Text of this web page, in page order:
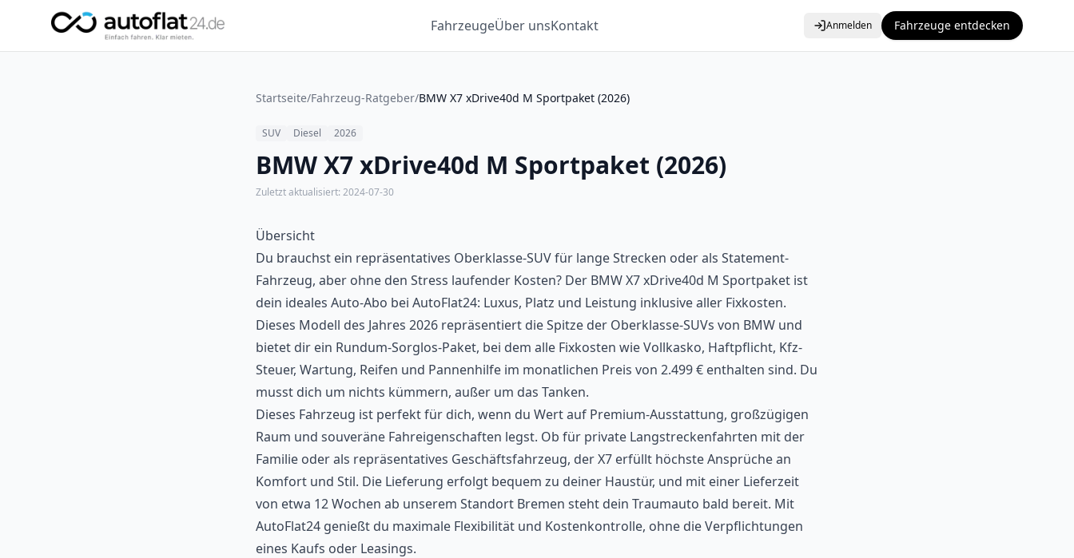
FahrzeugeÜber unsKontakt Anmelden Fahrzeuge entdecken
Startseite/Fahrzeug-Ratgeber/BMW X7 xDrive40d M Sportpaket (2026)
SUV Diesel 2026
BMW X7 xDrive40d M Sportpaket (2026)
Zuletzt aktualisiert: 2024-07-30
Übersicht
Du brauchst ein repräsentatives Oberklasse-SUV für lange Strecken oder als Statement-
Fahrzeug, aber ohne den Stress laufender Kosten? Der BMW X7 xDrive40d M Sportpaket ist
dein ideales Auto-Abo bei AutoFlat24: Luxus, Platz und Leistung inklusive aller Fixkosten.
Dieses Modell des Jahres 2026 repräsentiert die Spitze der Oberklasse-SUVs von BMW und
bietet dir ein Rundum-Sorglos-Paket, bei dem alle Fixkosten wie Vollkasko, Haftpflicht, Kfz-
Steuer, Wartung, Reifen und Pannenhilfe im monatlichen Preis von 2.499 € enthalten sind. Du
musst dich um nichts kümmern, außer um das Tanken.
Dieses Fahrzeug ist perfekt für dich, wenn du Wert auf Premium-Ausstattung, großzügigen
Raum und souveräne Fahreigenschaften legst. Ob für private Langstreckenfahrten mit der
Familie oder als repräsentatives Geschäftsfahrzeug, der X7 erfüllt höchste Ansprüche an
Komfort und Stil. Die Lieferung erfolgt bequem zu deiner Haustür, und mit einer Lieferzeit
von etwa 12 Wochen ab unserem Standort Bremen steht dein Traumauto bald bereit. Mit
AutoFlat24 genießt du maximale Flexibilität und Kostenkontrolle, ohne die Verpflichtungen
eines Kaufs oder Leasings.